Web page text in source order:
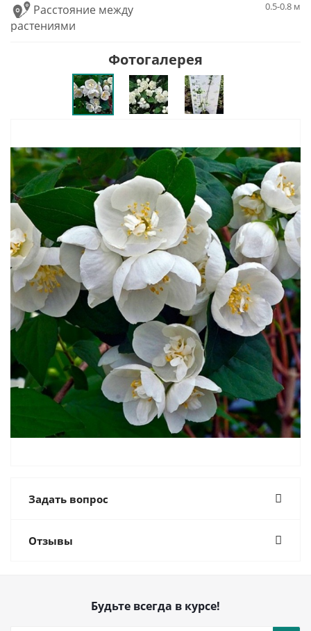
Расстояние между
растениями
0.5-0.8 м
Фотогалерея
Задать вопрос
Отзывы
Будьте всегда в курсе!